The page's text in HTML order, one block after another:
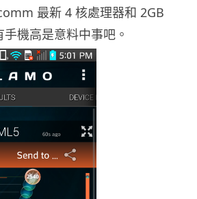
最新 4 核處理器和 2GB
機高是意料中事吧。